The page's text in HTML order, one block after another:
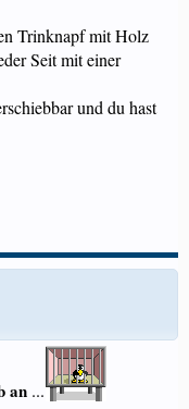
Trinknapf mit Holz
Seit mit einer
und du hast
an ...